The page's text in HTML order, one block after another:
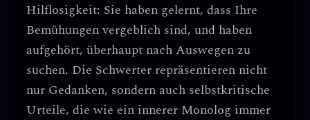
Hilflosigkeit: Sie haben gelernt, dass Ihre
Bemühungen vergeblich sind, und haben
aufgehört, überhaupt nach Auswegen zu
suchen. Die Schwerter repräsentieren nicht
nur Gedanken, sondern auch selbstkritische
Urteile, die wie ein innerer Monolog immer